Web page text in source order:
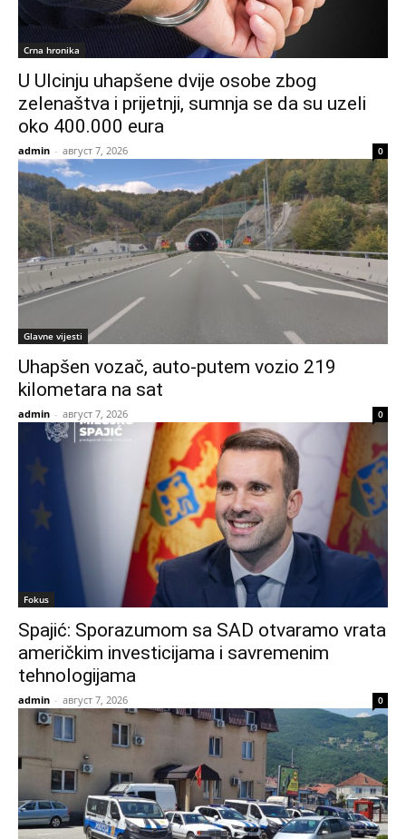
Crna hronika
U Ulcinju uhapšene dvije osobe zbog
zelenaštva i prijetnji, sumnja se da su uzeli
oko 400.000 eura
admin - август 7, 2026 0
Glavne vijesti
Uhapšen vozač, auto-putem vozio 219
kilometara na sat
admin - август 7, 2026 0
Fokus
Spajić: Sporazumom sa SAD otvaramo vrata
američkim investicijama i savremenim
tehnologijama
admin - август 7, 2026 0